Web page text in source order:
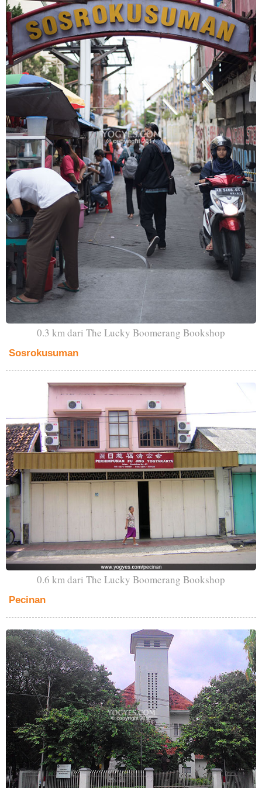
0.3 km dari The Lucky Boomerang Bookshop
Sosrokusuman
0.6 km dari The Lucky Boomerang Bookshop
Pecinan